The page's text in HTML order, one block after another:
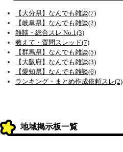
【大分県】なんでも雑談(7)
【岐阜県】なんでも雑談(2)
雑談・総合スレ No.1(3)
教えて・質問スレッド(7)
【群馬県】なんでも雑談(5)
【大阪府】なんでも雑談(3)
【愛知県】なんでも雑談(6)
ランキング・まとめ作成依頼スレ(2)
地域掲示板一覧